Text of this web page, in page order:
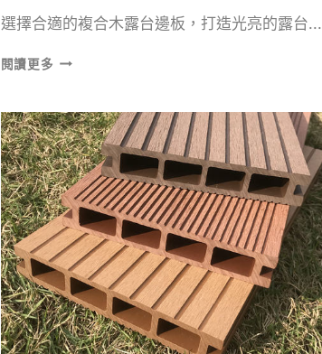
選擇合適的複合木露台邊板，打造光亮的露台...
閱讀更多 選
適
的
複
合
材
質
露
台
邊
板，
打
造
光